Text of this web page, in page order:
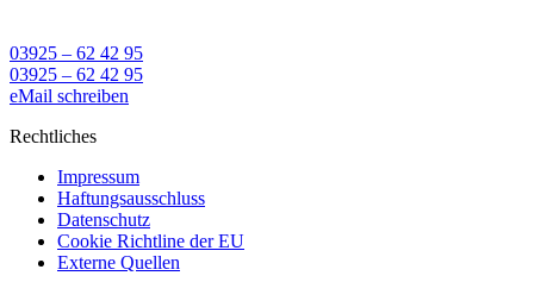
03925 – 62 42 95
03925 – 62 42 95
eMail schreiben
Rechtliches
Impressum
Haftungsausschluss
Datenschutz
Cookie Richtline der EU
Externe Quellen